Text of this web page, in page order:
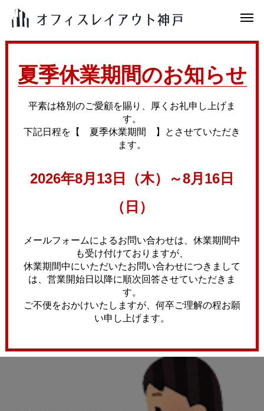
夏季休業期間のお知らせ
平素は格別のご愛顧を賜り、厚くお礼申し上げま
す。
下記日程を【 夏季休業期間 】とさせていただき
ます。
2026年8月13日（木）～8月16日
（日）
メールフォームによるお問い合わせは、休業期間中
も受け付けておりますが、
休業期間中にいただいたお問い合わせにつきまして
は、営業開始日以降に順次回答させていただきま
す。
ご不便をおかけいたしますが、何卒ご理解の程お願
い申し上げます。